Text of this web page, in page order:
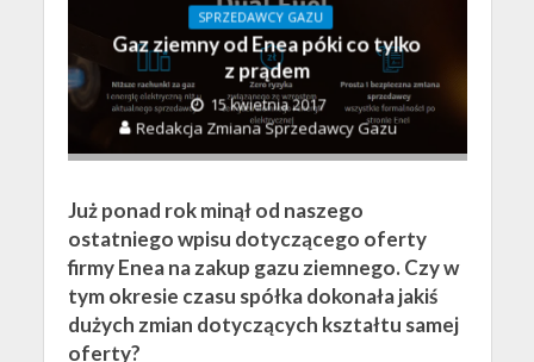
SPRZEDAWCY GAZU
Gaz ziemny od Enea póki co tylko
z prądem
15 kwietnia 2017
Redakcja Zmiana Sprzedawcy Gazu
Już ponad rok minął od naszego
ostatniego wpisu dotyczącego oferty
firmy Enea na zakup gazu ziemnego. Czy w
tym okresie czasu spółka dokonała jakiś
dużych zmian dotyczących kształtu samej
oferty?